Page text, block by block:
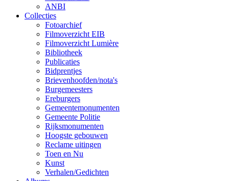
ANBI
Collecties
Fotoarchief
Filmoverzicht EIB
Filmoverzicht Lumière
Bibliotheek
Publicaties
Bidprentjes
Brievenhoofden/nota's
Burgemeesters
Ereburgers
Gemeentemonumenten
Gemeente Politie
Rijksmonumenten
Hoogste gebouwen
Reclame uitingen
Toen en Nu
Kunst
Verhalen/Gedichten